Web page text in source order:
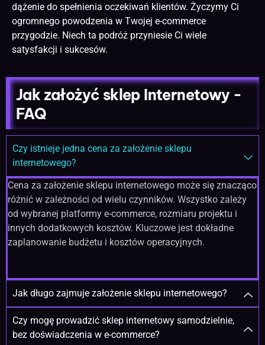
dążenie do spełnienia oczekiwań klientów. Życzymy Ci
ogromnego powodzenia w Twojej e-commerce
przygodzie. Niech ta podróż przyniesie Ci wiele
satysfakcji i sukcesów.
Jak założyć sklep Internetowy -
FAQ
Czy istnieje jedna cena za założenie sklepu
internetowego?
Cena za założenie sklepu internetowego może się znacząco
różnić w zależności od wielu czynników. Wszystko zależy
od wybranej platformy e-commerce, rozmiaru projektu i
innych dodatkowych kosztów. Kluczowe jest dokładne
zaplanowanie budżetu i kosztów operacyjnych.
Jak długo zajmuje założenie sklepu internetowego?
Czy mogę prowadzić sklep internetowy samodzielnie,
bez doświadczenia w e-commerce?